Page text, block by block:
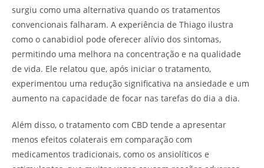
surgiu como uma alternativa quando os tratamentos
convencionais falharam. A experiência de Thiago ilustra
como o canabidiol pode oferecer alívio dos sintomas,
permitindo uma melhora na concentração e na qualidade
de vida. Ele relatou que, após iniciar o tratamento,
experimentou uma redução significativa na ansiedade e um
aumento na capacidade de focar nas tarefas do dia a dia.
Além disso, o tratamento com CBD tende a apresentar
menos efeitos colaterais em comparação com
medicamentos tradicionais, como os ansiolíticos e